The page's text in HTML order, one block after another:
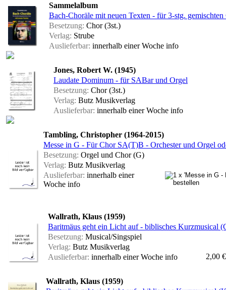
Sammelalbum
Bach-Choräle mit neuen Texten - für 3-stg. gemischten
Besetzung: Chor (3st.)
Verlag: Strube
Auslieferbar: innerhalb einer Woche info
Jones, Robert W. (1945)
Laudate Dominum - für SABar und Orgel
Besetzung: Chor (3st.)
Verlag: Butz Musikverlag
Auslieferbar: innerhalb einer Woche info
Tambling, Christopher (1964-2015)
Messe in G - Für Chor SA(T)B - Orchester und Orgel
Besetzung: Orgel und Chor (G)
Verlag: Butz Musikverlag
Auslieferbar: innerhalb einer
Woche info
Wallrath, Klaus (1959)
Baritmäus geht ein Licht auf - biblisches Kurzmusical
Besetzung: Musical/Singspiel
Verlag: Butz Musikverlag
Auslieferbar: innerhalb einer Woche info 2,00 €
Wallrath, Klaus (1959)